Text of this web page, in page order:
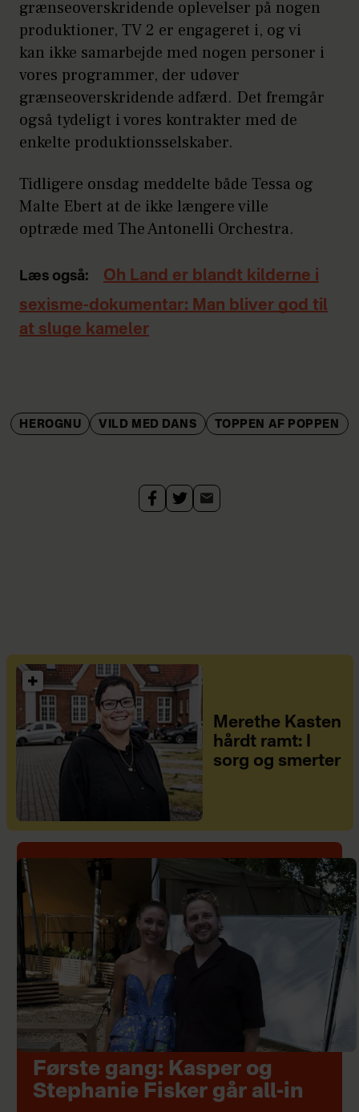
grænseoverskridende oplevelser på nogen
produktioner, TV 2 er engageret i, og vi
kan ikke samarbejde med nogen personer i
vores programmer, der udøver
grænseoverskridende adfærd. Det fremgår
også tydeligt i vores kontrakter med de
enkelte produktionsselskaber.
Tidligere onsdag meddelte både Tessa og
Malte Ebert at de ikke længere ville
optræde med The Antonelli Orchestra.
Læs også:
Oh Land er blandt kilderne i
sexisme-dokumentar: Man bliver god til
at sluge kameler
HEROGNU VILD MED DANS TOPPEN AF POPPEN
Merethe Kasten
hårdt ramt: I
sorg og smerter
Første gang: Kasper og
Stephanie Fisker går all-in